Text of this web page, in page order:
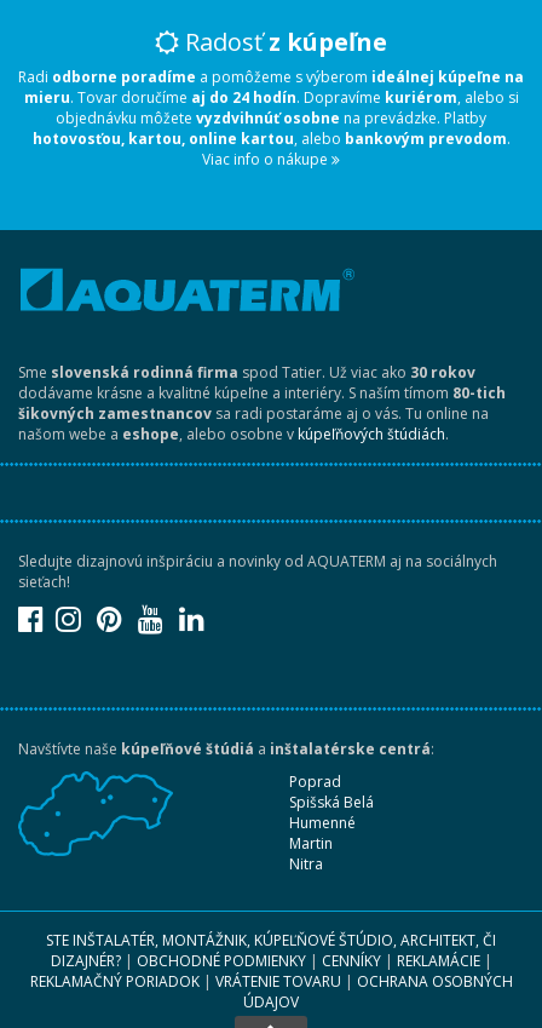
Radosťz kúpeľne
Radi odborne poradíme a pomôžeme s výberom ideálnej kúpeľne na
mieru. Tovar doručíme aj do 24 hodín. Dopravíme kuriérom, alebo si
objednávku môžete vyzdvihnúť osobne na prevádzke. Platby
hotovosťou, kartou, online kartou, alebo bankovým prevodom.
Viac info o nákupe
Sme slovenská rodinná firma spod Tatier. Už viac ako 30 rokov
dodávame krásne a kvalitné kúpeľne a interiéry. S naším tímom 80-tich
šikovných zamestnancov sa radi postaráme aj o vás. Tu online na
našom webe a eshope, alebo osobne vkúpeľňových štúdiách.
Sledujte dizajnovú inšpiráciu a novinky od AQUATERM aj na sociálnych
sieťach!
Navštívte naše kúpeľňové štúdiá a inštalatérske centrá:
Poprad
Spišská Belá
Humenné
Martin
Nitra
STE INŠTALATÉR, MONTÁŽNIK, KÚPEĽŇOVÉ ŠTÚDIO, ARCHITEKT, ČI
DIZAJNÉR?| OBCHODNÉ PODMIENKY| CENNÍKY| REKLAMÁCIE|
REKLAMAČNÝ PORIADOK| VRÁTENIE TOVARU | OCHRANA OSOBNÝCH
ÚDAJOV